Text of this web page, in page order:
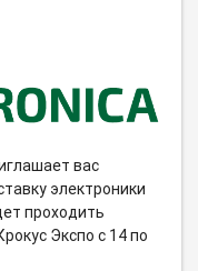
вас
электроники
проходить
Экспо с 14 по